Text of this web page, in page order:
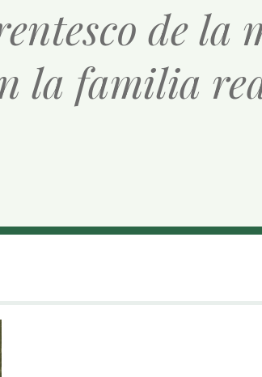
de la
la familia